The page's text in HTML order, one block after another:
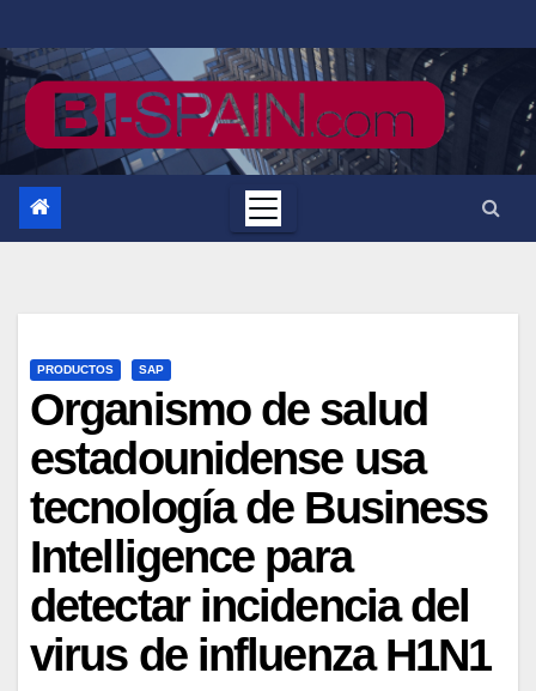
al
contenido
PRODUCTOS SAP
Organismo de salud
estadounidense usa
tecnología de Business
Intelligence para
detectar incidencia del
virus de influenza H1N1